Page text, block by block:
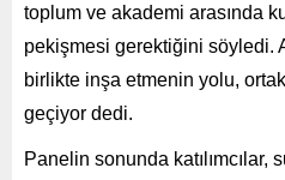
toplum ve akademi arasında
pekişmesi gerektiğini söyledi.
birlikte inşa etmenin yolu,
geçiyor dedi.
Panelin sonunda katılımcılar,